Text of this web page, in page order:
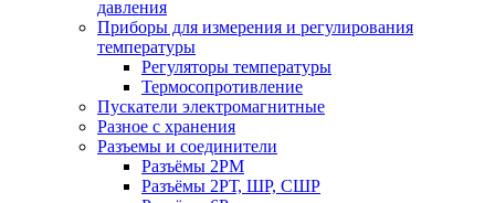
давления
Приборы для измерения и регулирования
температуры
Регуляторы температуры
Термосопротивление
Пускатели электромагнитные
Разное с хранения
Разъемы и соединители
Разъёмы 2РМ
Разъёмы 2РТ, ШР, СШР